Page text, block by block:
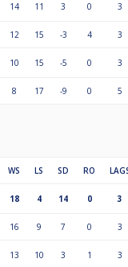
14 11 3 0 3
12 15 -3 4 3
10 15 -5 0 3
8 17 -9 0 5
WS LS SD RO
18 4 14 0 3
16 9 7 0 3
13 10 3 1 3